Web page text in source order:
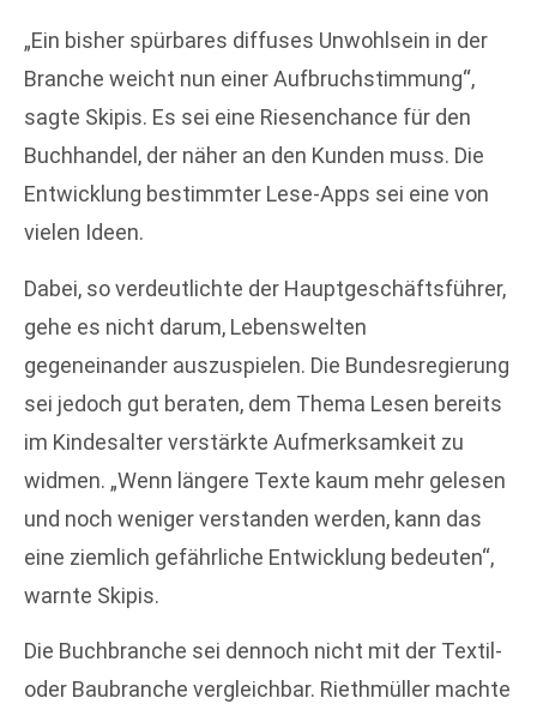
„Ein bisher spürbares diffuses Unwohlsein in der
Branche weicht nun einer Aufbruchstimmung“,
sagte Skipis. Es sei eine Riesenchance für den
Buchhandel, der näher an den Kunden muss. Die
Entwicklung bestimmter Lese-Apps sei eine von
vielen Ideen.
Dabei, so verdeutlichte der Hauptgeschäftsführer,
gehe es nicht darum, Lebenswelten
gegeneinander auszuspielen. Die Bundesregierung
sei jedoch gut beraten, dem Thema Lesen bereits
im Kindesalter verstärkte Aufmerksamkeit zu
widmen. „Wenn längere Texte kaum mehr gelesen
und noch weniger verstanden werden, kann das
eine ziemlich gefährliche Entwicklung bedeuten“,
warnte Skipis.
Die Buchbranche sei dennoch nicht mit der Textil-
oder Baubranche vergleichbar. Riethmüller machte